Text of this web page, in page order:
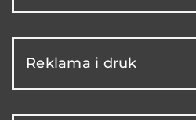
Reklama i druk